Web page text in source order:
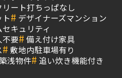
リート打ちっぱなし
# デザイナーズマンション
セキュリティ
不要# 備え付け家具
# 敷地内駐車場有り
浅物件# 追い炊き機能付き